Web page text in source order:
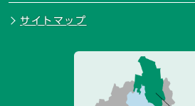
サイトマップ